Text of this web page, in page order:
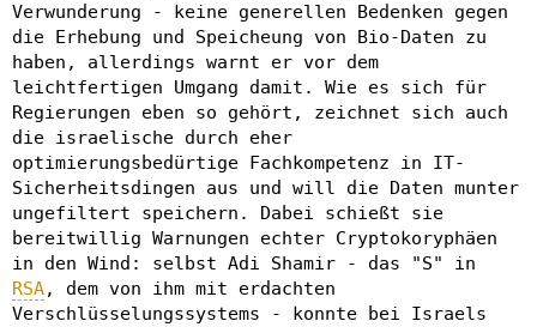
Verwunderung - keine generellen Bedenken gegen
die Erhebung und Speicheung von Bio-Daten zu
haben, allerdings warnt er vor dem
leichtfertigen Umgang damit. Wie es sich für
Regierungen eben so gehört, zeichnet sich auch
die israelische durch eher
optimierungsbedürtige Fachkompetenz in IT-
Sicherheitsdingen aus und will die Daten munter
ungefiltert speichern. Dabei schießt sie
bereitwillig Warnungen echter Cryptokoryphäen
in den Wind: selbst Adi Shamir - das "S" in
RSA, dem von ihm mit erdachten
Verschlüsselungssystems - konnte bei Israels